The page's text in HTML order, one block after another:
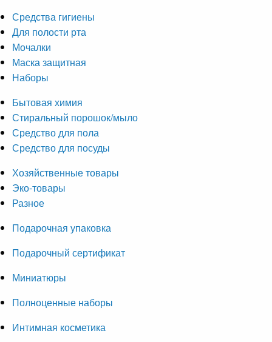
Средства гигиены
Для полости рта
Мочалки
Маска защитная
Наборы
Бытовая химия
Стиральный порошок/мыло
Средство для пола
Средство для посуды
Хозяйственные товары
Эко-товары
Разное
Подарочная упаковка
Подарочный сертификат
Миниатюры
Полноценные наборы
Интимная косметика